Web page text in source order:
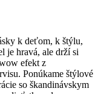
k deťom, k štýlu,
je hravá, ale drží si
efekt z
Ponúkame štýlové
so škandinávskym